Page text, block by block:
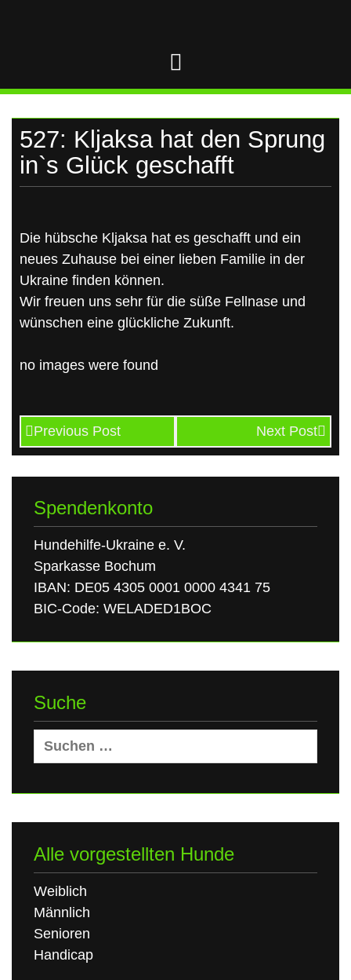
527: Kljaksa hat den Sprung
in`s Glück geschafft
Die hübsche Kljaksa hat es geschafft und ein
neues Zuhause bei einer lieben Familie in der
Ukraine finden können.
Wir freuen uns sehr für die süße Fellnase und
wünschen eine glückliche Zukunft.
no images were found
Previous Post Next Post
Spendenkonto
Hundehilfe-Ukraine e. V.
Sparkasse Bochum
IBAN: DE05 4305 0001 0000 4341 75
BIC-Code: WELADED1BOC
Suche
Suchen
nach:
Alle vorgestellten Hunde
Weiblich
Männlich
Senioren
Handicap